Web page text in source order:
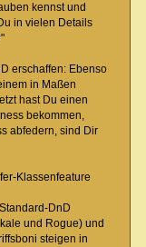
kennst und
in vielen Details
erschaffen: Ebenso
in Maßen
hast Du einen
bekommen,
abfedern, sind Dir
Klassenfeature
DnD
und Rogue) und
steigen in